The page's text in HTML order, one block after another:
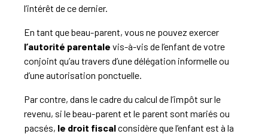
l’intérêt de ce dernier.
En tant que beau-parent, vous ne pouvez exercer
l’autorité parentale vis-à-vis de l’enfant de votre
conjoint qu’au travers d’une délégation informelle ou
d’une autorisation ponctuelle.
Par contre, dans le cadre du calcul de l’impôt sur le
revenu, si le beau-parent et le parent sont mariés ou
pacsés, le droit fiscalconsidère que l’enfant est à la